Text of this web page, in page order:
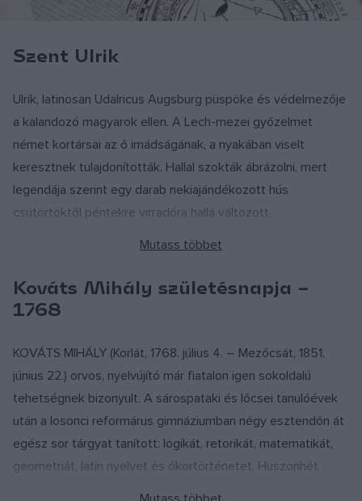
Szent Ulrik
Ulrik, latinosan Udalricus Augsburg püspöke és védelmezője
a kalandozó magyarok ellen. A Lech-mezei győzelmet
német kortársai az ő imádságának, a nyakában viselt
keresztnek tulajdonították. Hallal szokták ábrázolni, mert
legendája szerint egy darab nekiajándékozott hús
csütörtöktől péntekre virradóra hallá változott.
virágzott. A vasi Pereszteg, Hosszúpereszteg középkori
neve Ulrik-patrociniumunkra emlékeztet: Szent Ulreh
Ulrik volt Fertőmeggyes hajdani templomának is a
védőszentje. Gótikus táblaképe maradt ránk Jánosrét
(Hannesheu, Lucky pri Kremnici) Szent Miklós-oltárán.
(Szépművészeti Múzeum 1476), Farkas társaságában. Oltára
volt Kassán (1453), Sopronban (1480). Középkori
misekönyveink számontartják. Batthyány Boldizsár
Kováts Mihály születésnapja –
1768
KOVÁTS MIHÁLY (Korlát, 1768. július 4. – Mezőcsát, 1851.
június 22.) orvos, nyelvújító már fiatalon igen sokoldalú
tehetségnek bizonyult. A sárospataki és lőcsei tanulóévek
után a losonci reformárus gimnáziumban négy esztendőn át
egész sor tárgyat tanított: logikát, retorikát, matematikát,
geometriát, latin nyelvet és ókortörténetet. Huszonhét